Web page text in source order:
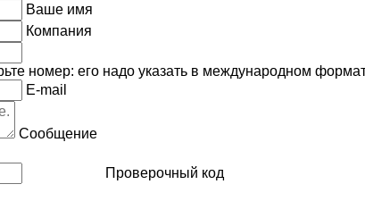
Ваше имя
Компания
номер: его надо указать в международном
E-mail
Сообщение
Проверочный код